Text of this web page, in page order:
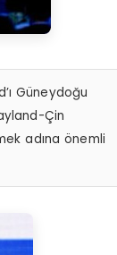
Güneydoğu
Çin
adına önemli